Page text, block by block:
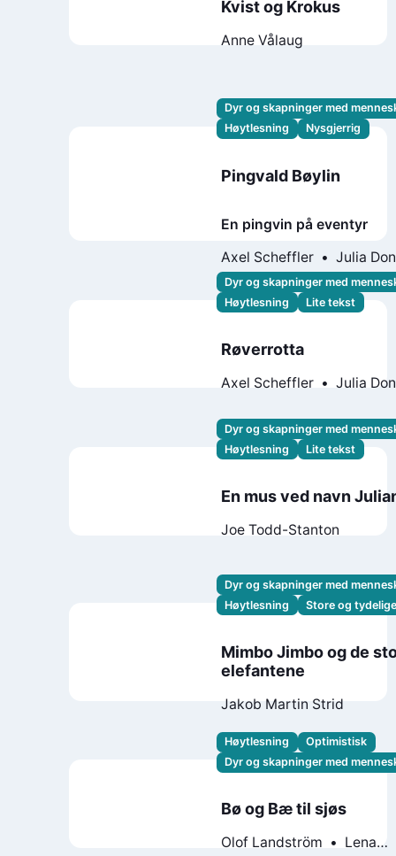
Kvist og Krokus
Anne Vålaug
Dyr og skapninger med
Høytlesning
Nysgjerrig
Pingvald Bøylin
En pingvin på eventyr
Axel Scheffler
Julia
Dyr og skapninger med
Høytlesning
Lite tekst
Røverrotta
Axel Scheffler Julia
Dyr og skapninger med
Høytlesning
Lite tekst
En mus ved navn
Joe Todd-Stanton
Dyr og skapninger med
Høytlesning
Store og
Mimbo Jimbo og de
elefantene
Jakob Martin Strid
Høytlesning
Optimistisk
Dyr og skapninger med
Bø og Bæ til sjøs
Olof Landström
Lena